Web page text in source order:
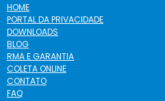
HOME
PORTAL DA PRIVACIDADE
DOWNLOADS
BLOG
RMA E GARANTIA
COLETA ONLINE
CONTATO
FAQ